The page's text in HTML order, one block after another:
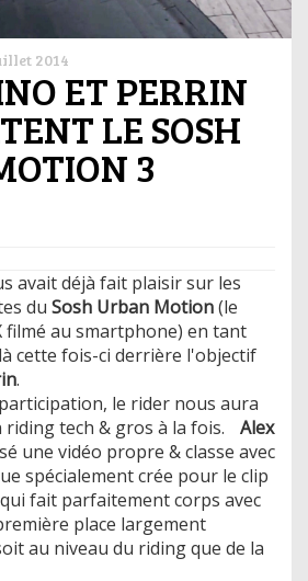
2014
ET PERRIN
LE SOSH
3
avait déjà fait plaisir sur les
du Sosh Urban Motion(le
filmé au smartphone) en tant
cette fois-ci derrière l'objectif
.
le rider nous aura
riding tech & gros à la fois. Alex
une vidéo propre & classe avec
spécialement crée pour le clip
fait parfaitement corps avec
place largement
au niveau du riding que de la